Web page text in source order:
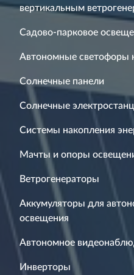
вертикальным
Садово-парковое
Автономные светофоры
Солнечные панели
Солнечные
Системы накопления
Мачты и опоры
Ветрогенераторы
Аккумуляторы для
освещения
Автономное
Инверторы